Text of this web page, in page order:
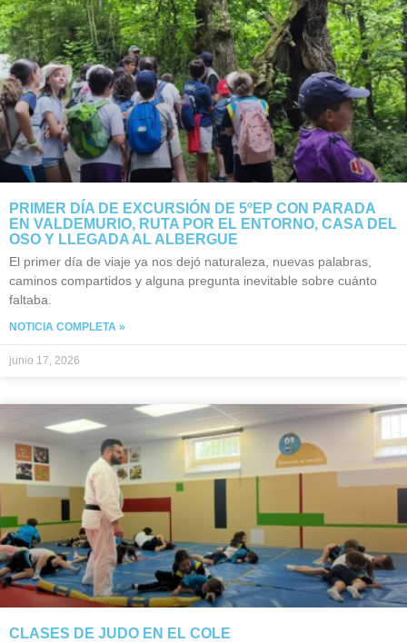
PRIMER DÍA DE EXCURSIÓN DE 5ºEP CON PARADA
EN VALDEMURIO, RUTA POR EL ENTORNO, CASA DEL
OSO Y LLEGADA AL ALBERGUE
El primer día de viaje ya nos dejó naturaleza, nuevas palabras,
caminos compartidos y alguna pregunta inevitable sobre cuánto
faltaba.
NOTICIA COMPLETA »
junio 17, 2026
CLASES DE JUDO EN EL COLE